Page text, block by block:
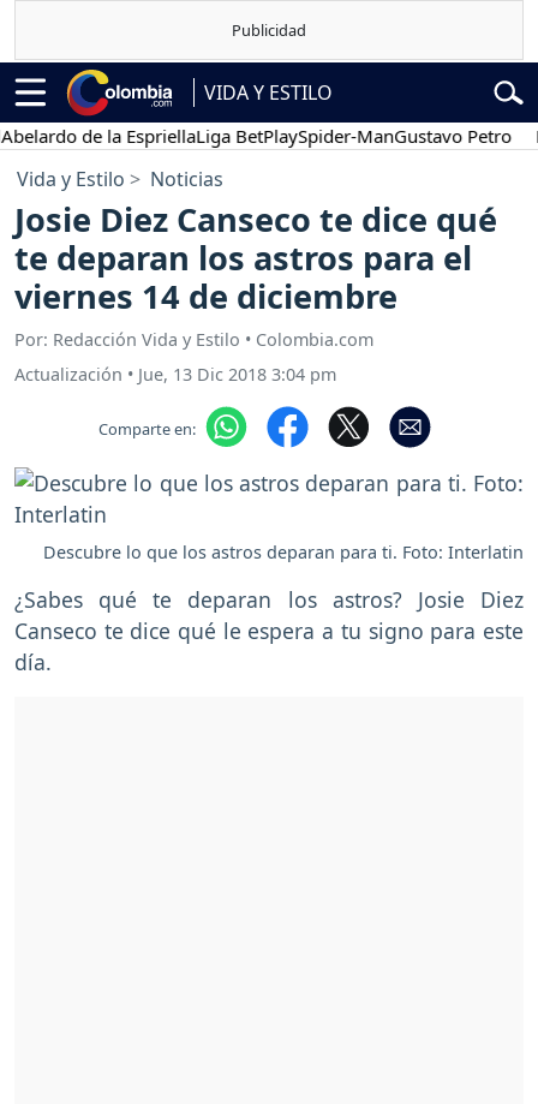
VIDA Y ESTILO
de la EspriellaLiga BetPlaySpider-ManGustavo Petro
Vida y Estilo Noticias
Josie Diez Canseco te dice qué
te deparan los astros para el
viernes 14 de diciembre
Por: Redacción Vida y Estilo • Colombia.com
Actualización • Jue, 13 Dic 2018 3:04 pm
Comparte en:
Descubre lo que los astros deparan para ti. Foto: Interlatin
¿Sabes qué te deparan los astros? Josie Diez
Canseco te dice qué le espera a tu signo para este
día.